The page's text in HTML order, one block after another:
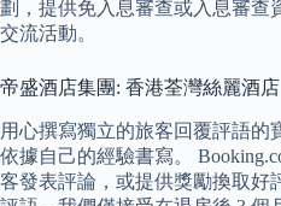
劃，提供免入息審查或入息審查
交流活動。
帝盛酒店集團: 香港荃灣絲麗酒店
用心撰寫獨立的旅客回覆評語的
依據自己的經驗書寫。
客發表評論，或提供獎勵換取好